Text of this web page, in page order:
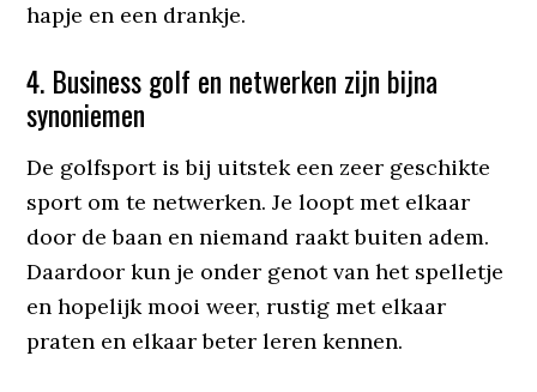
hapje en een drankje.
4. Business golf en netwerken zijn bijna
synoniemen
De golfsport is bij uitstek een zeer geschikte
sport om te netwerken. Je loopt met elkaar
door de baan en niemand raakt buiten adem.
Daardoor kun je onder genot van het spelletje
en hopelijk mooi weer, rustig met elkaar
praten en elkaar beter leren kennen.